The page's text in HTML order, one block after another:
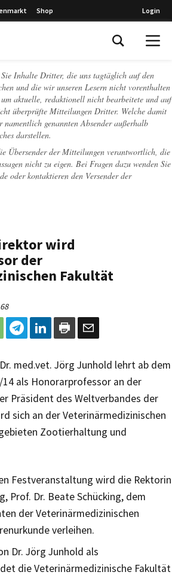
Shop Login
Inhalte Dritter, die uns tagtäglich auf den
und die wir unseren Lesern nicht vorenthalten
aktuelle, redaktionell nicht bearbeitete und auf
überprüfte Mitteilungen Dritter. Welche damit
namentlich genannten Absender außerhalb
darstellen.
Übersender der Mitteilungen verantwortlich, die
nicht zu eigen. Bei Fragen dazu wenden Sie
oder kontaktieren den Versender der
wird
der
Fakultät
68
med.vet. Jörg Junhold lehrt ab dem
als Honorarprofessor an der
Präsident des Weltverbandes der
sich an der Veterinärmedizinischen
Zootierhaltung und
Festveranstaltung wird die Rektorin
Prof. Dr. Beate Schücking, dem
der Veterinärmedizinischen
verleihen.
Dr. Jörg Junhold als
die Veterinärmedizinische Fakultät